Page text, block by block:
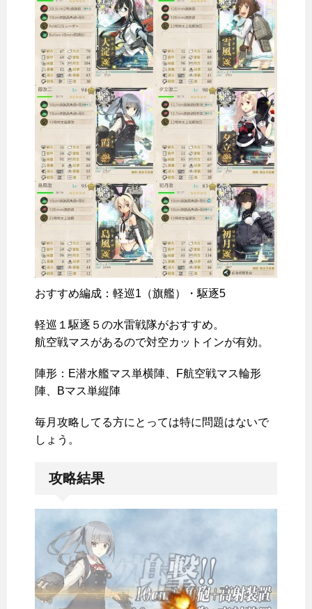
おすすめ編成：軽巡1（旗艦）・駆逐5
軽巡１駆逐５の水雷戦隊がおすすめ。
航空戦マスがあるので対空カットインが有効。
陣形：E潜水艦マス単横陣、F航空戦マス輪形
陣、Bマス単縦陣
毎月攻略してる方にとっては特に問題はないで
しょう。
攻略結果